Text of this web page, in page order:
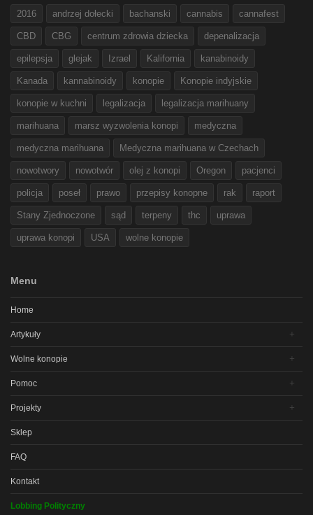
2016 andrzej dołecki bachanski cannabis cannafest
CBD CBG centrum zdrowia dziecka depenalizacja
epilepsja glejak Izrael Kalifornia kanabinoidy
Kanada kannabinoidy konopie Konopie indyjskie
konopie w kuchni legalizacja legalizacja marihuany
marihuana marsz wyzwolenia konopi medyczna
medyczna marihuana Medyczna marihuana w Czechach
nowotwory nowotwór olej z konopi Oregon pacjenci
policja poseł prawo przepisy konopne rak raport
Stany Zjednoczone sąd terpeny thc uprawa
uprawa konopi USA wolne konopie
Menu
Home
Artykuły
Wolne konopie
Pomoc
Projekty
Sklep
FAQ
Kontakt
Lobbing Polityczny